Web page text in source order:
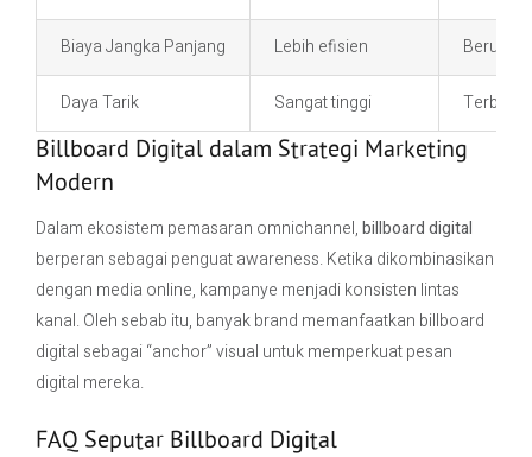
Biaya Jangka Panjang Lebih efisien Berulang
Daya Tarik Sangat tinggi Terbatas
Billboard Digital dalam Strategi Marketing
Modern
Dalam ekosistem pemasaran omnichannel,billboard digital
berperan sebagai penguat awareness. Ketika dikombinasikan
dengan media online, kampanye menjadi konsisten lintas
kanal. Oleh sebab itu, banyak brand memanfaatkan billboard
digital sebagai “anchor” visual untuk memperkuat pesan
digital mereka.
FAQ Seputar Billboard Digital